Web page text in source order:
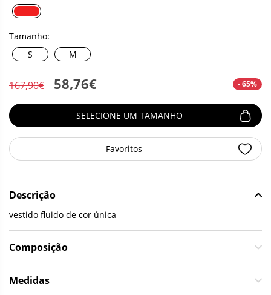
Tamanho:
S
M
167,90€ 58,76€ - 65%
SELECIONE UM TAMANHO
Favoritos
Descrição
vestido fluido de cor única
Composição
Medidas